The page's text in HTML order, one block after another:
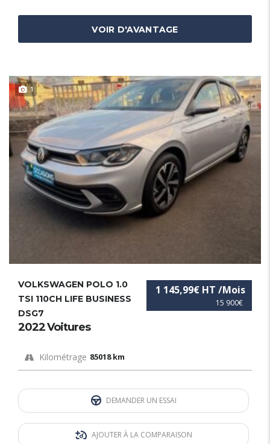
VOIR D'AVANTAGE
1
15 900€
1 145,99€ HT /Mois
VOLKSWAGEN POLO 1.0
TSI 110CH LIFE BUSINESS
DSG7
2022 Voitures
Kilométrage 85018 km
DEMANDER UN ESSAI
AJOUTER À LA COMPARAISON